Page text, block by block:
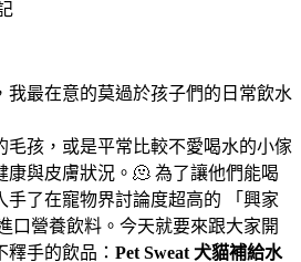
我最在意的莫過於孩子們的日常飲水
毛孩，或是平常比較不愛喝水的小傢
康與皮膚狀況。🫠 為了讓他們能喝
手了在寵物界討論度超高的 「興家
口營養飲料。今天就要來跟大家開
手的飲品： Pet Sweat 犬貓補給水